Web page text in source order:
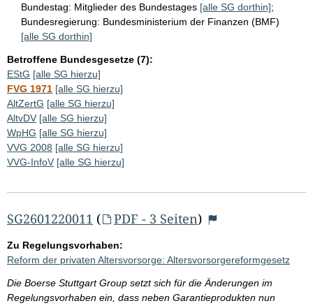
Bundestag: Mitglieder des Bundestages [alle SG dorthin];
Bundesregierung: Bundesministerium der Finanzen (BMF)
[alle SG dorthin]
Betroffene Bundesgesetze (7):
EStG [alle SG hierzu]
FVG 1971 [alle SG hierzu]
AltZertG [alle SG hierzu]
AltvDV [alle SG hierzu]
WpHG [alle SG hierzu]
VVG 2008 [alle SG hierzu]
VVG-InfoV [alle SG hierzu]
SG2601220011 ( PDF - 3 Seiten)
Zu Regelungsvorhaben:
Reform der privaten Altersvorsorge: Altersvorsorgereformgesetz
Die Boerse Stuttgart Group setzt sich für die Änderungen im
Regelungsvorhaben ein, dass neben Garantieprodukten nun